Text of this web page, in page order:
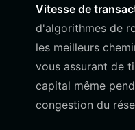
Vitesse de
d'algorithmes de
les meilleurs
vous assurant de
capital même
congestion du